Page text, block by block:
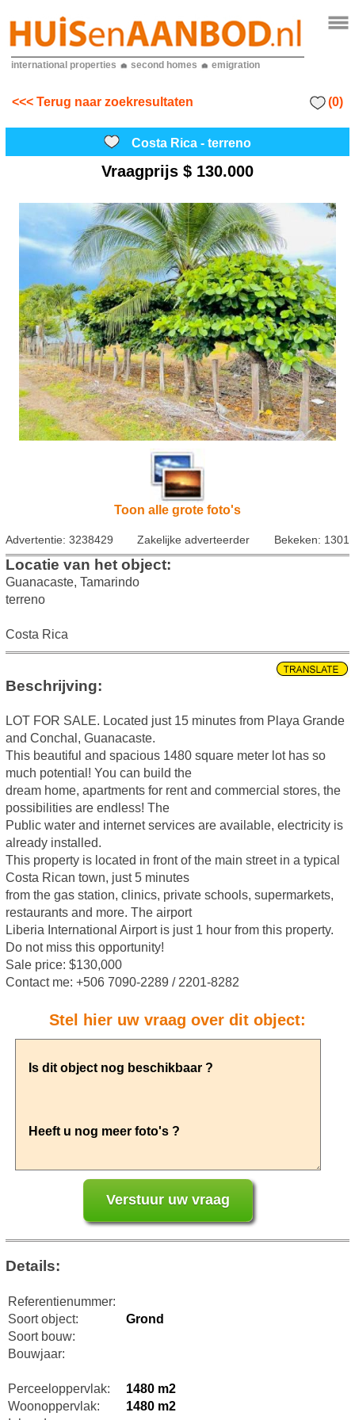
international properties second homes emigration
<<< Terug naar zoekresultaten (0)
Costa Rica - terreno
Vraagprijs $ 130.000
Toon alle grote foto's
Advertentie: 3238429 Zakelijke adverteerder Bekeken: 1301
Locatie van het object:
Guanacaste, Tamarindo
terreno
Costa Rica
Beschrijving:
LOT FOR SALE. Located just 15 minutes from Playa Grande
and Conchal, Guanacaste.
This beautiful and spacious 1480 square meter lot has so
much potential! You can build the
dream home, apartments for rent and commercial stores, the
possibilities are endless! The
Public water and internet services are available, electricity is
already installed.
This property is located in front of the main street in a typical
Costa Rican town, just 5 minutes
from the gas station, clinics, private schools, supermarkets,
restaurants and more. The airport
Liberia International Airport is just 1 hour from this property.
Do not miss this opportunity!
Sale price: $130,000
Contact me: +506 7090-2289 / 2201-8282
Stel hier uw vraag over dit object:
Details:
Referentienummer:
Soort object:
Grond
Soort bouw:
Bouwjaar:
Perceeloppervlak:
1480 m2
Woonoppervlak:
1480 m2